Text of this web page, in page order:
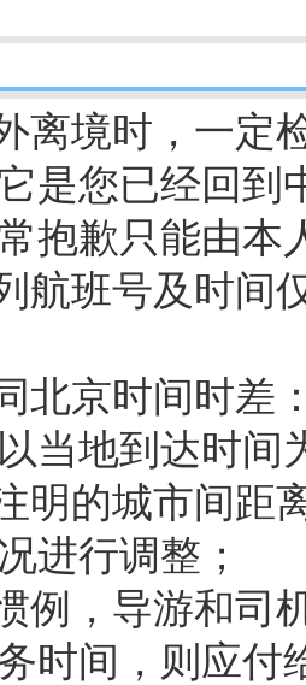
离境时，一定
是您已经回到
抱歉只能由本
航班号及时间
北京时间时差
当地到达时间
明的城市间距
进行调整；
例，导游和司
务时间，则应